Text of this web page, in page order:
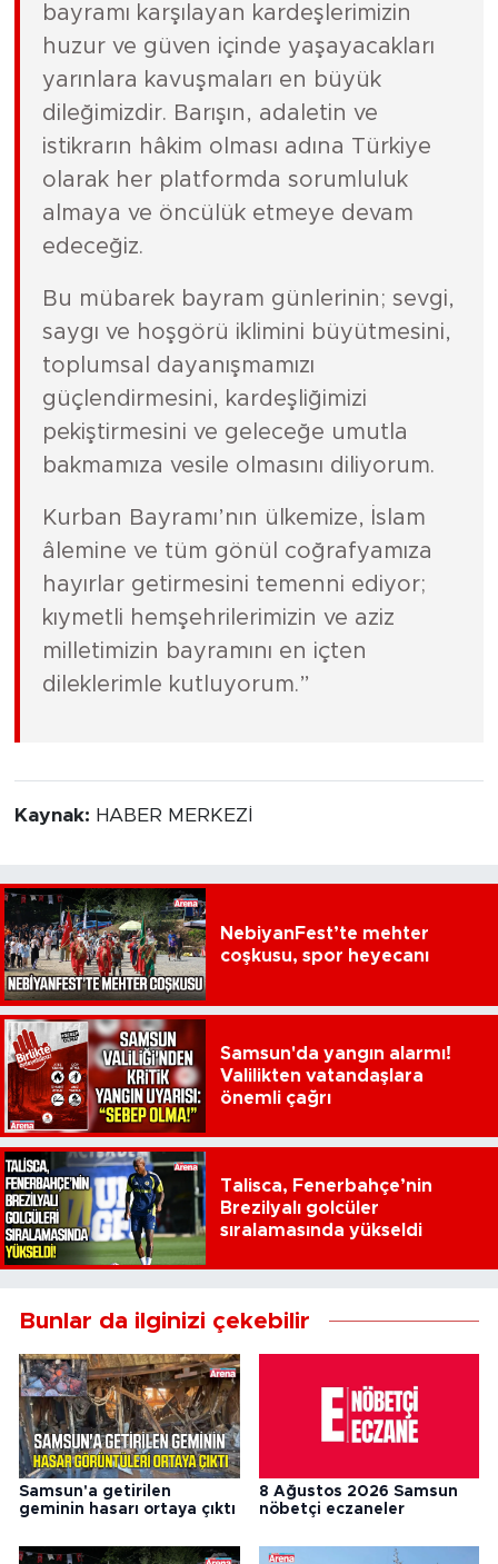
bayramı karşılayan kardeşlerimizin
huzur ve güven içinde yaşayacakları
yarınlara kavuşmaları en büyük
dileğimizdir. Barışın, adaletin ve
istikrarın hâkim olması adına Türkiye
olarak her platformda sorumluluk
almaya ve öncülük etmeye devam
edeceğiz.
Bu mübarek bayram günlerinin; sevgi,
saygı ve hoşgörü iklimini büyütmesini,
toplumsal dayanışmamızı
güçlendirmesini, kardeşliğimizi
pekiştirmesini ve geleceğe umutla
bakmamıza vesile olmasını diliyorum.
Kurban Bayramı’nın ülkemize, İslam
âlemine ve tüm gönül coğrafyamıza
hayırlar getirmesini temenni ediyor;
kıymetli hemşehrilerimizin ve aziz
milletimizin bayramını en içten
dileklerimle kutluyorum.”
Kaynak: HABER MERKEZİ
NebiyanFest’te mehter
coşkusu, spor heyecanı
Samsun'da yangın alarmı!
Valilikten vatandaşlara
önemli çağrı
Talisca, Fenerbahçe’nin
Brezilyalı golcüler
sıralamasında yükseldi
Bunlar da ilginizi çekebilir
Samsun'a getirilen
geminin hasarı ortaya çıktı
8 Ağustos 2026 Samsun
nöbetçi eczaneler